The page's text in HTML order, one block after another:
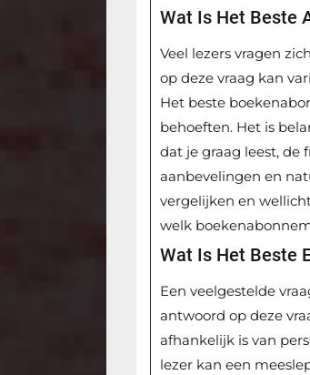
Wat Is Het Beste
Veel lezers vragen
op deze vraag kan
Het beste
behoeften. Het is
dat je graag leest, de
aanbevelingen en
vergelijken en
welk
Wat Is Het Beste
Een veelgestelde
antwoord op deze
afhankelijk is van
lezer kan een